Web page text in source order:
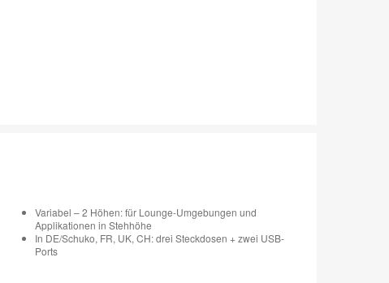
Variabel – 2 Höhen: für Lounge-Umgebungen und
Applikationen in Stehhöhe
In DE/Schuko, FR, UK, CH: drei Steckdosen + zwei USB-
Ports